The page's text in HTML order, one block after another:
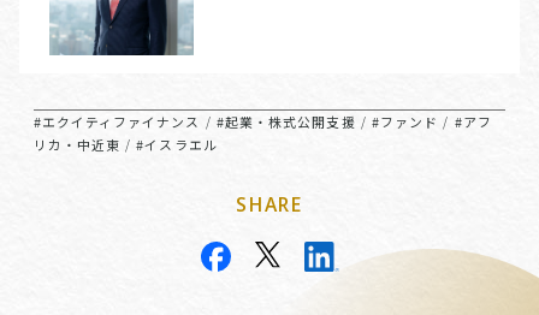
#エクイティファイナンス / #起業・株式公開支援 / #ファンド / #アフ
リカ・中近東 /#イスラエル
SHARE